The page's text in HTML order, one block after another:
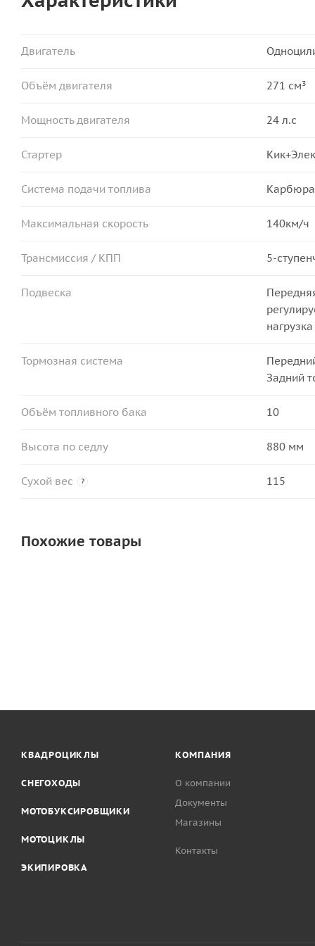
Двигатель
Объём двигателя 271 см³
Мощность двигателя 24 л.с
Стартер
Система подачи топлива
Максимальная скорость 140км/ч
Трансмиссия / КПП 5-
Подвеска
Тормозная система
Задний
Объём топливного бака 10
Высота по седлу 880 мм
Сухой вес ? 115
Похожие товары
КВАДРОЦИКЛЫ
СНЕГОХОДЫ
МОТОБУКСИРОВЩИКИ
МОТОЦИКЛЫ
ЭКИПИРОВКА
КОМПАНИЯ
О компании
Документы
Магазины
Контакты